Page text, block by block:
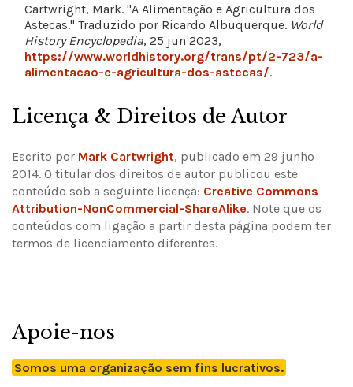
Cartwright, Mark. "A Alimentação e Agricultura dos
Astecas." Traduzido por Ricardo Albuquerque. World
History Encyclopedia, 25 jun 2023,
https://www.worldhistory.org/trans/pt/2-723/a-
alimentacao-e-agricultura-dos-astecas/.
Licença & Direitos de Autor
Escrito por Mark Cartwright, publicado em 29 junho
2014. O titular dos direitos de autor publicou este
conteúdo sob a seguinte licença: Creative Commons
Attribution-NonCommercial-ShareAlike. Note que os
conteúdos com ligação a partir desta página podem ter
termos de licenciamento diferentes.
Apoie-nos
Somos uma organização sem fins lucrativos.